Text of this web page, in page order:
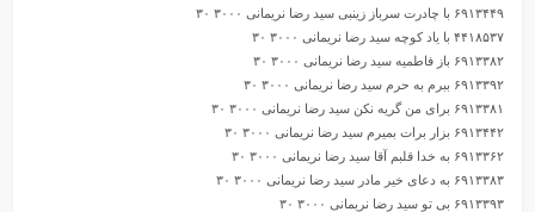
۶۹۱۳۴۴۹ با چادرت سرباز زینبی سید رضا نریمانی ۳۰۰۰ ۳۰
۴۴۱۸۵۳۷ با یاد کوچه سید رضا نریمانی ۳۰۰۰ ۳۰
۶۹۱۳۳۸۲ باز فاطمیه سید رضا نریمانی ۳۰۰۰ ۳۰
۶۹۱۳۳۹۲ ببرم به حرم سید رضا نریمانی ۳۰۰۰ ۳۰
۶۹۱۳۳۸۱ برای من گریه نکن سید رضا نریمانی ۳۰۰۰ ۳۰
۶۹۱۳۴۴۲ بزار برات بمیرم سید رضا نریمانی ۳۰۰۰ ۳۰
۶۹۱۳۳۶۲ به خدا قلبم آقا سید رضا نریمانی ۳۰۰۰ ۳۰
۶۹۱۳۳۸۳ به دعای خیر مادر سید رضا نریمانی ۳۰۰۰ ۳۰
۶۹۱۳۳۹۳ بی تو سید رضا نریمانی ۳۰۰۰ ۳۰